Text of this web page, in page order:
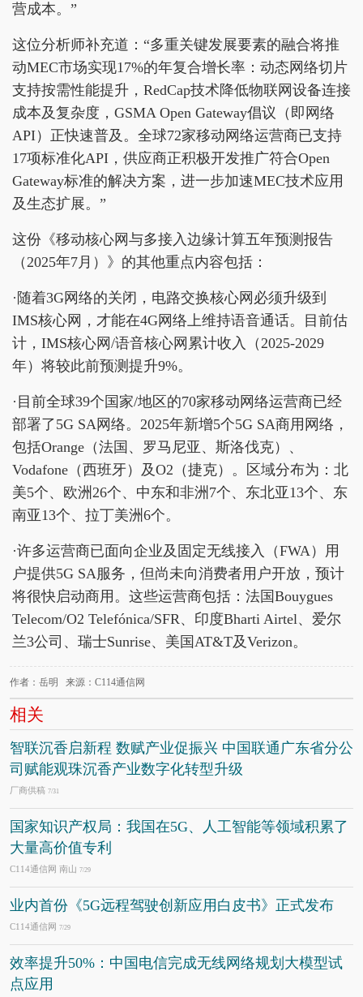
营成本。”
这位分析师补充道：“多重关键发展要素的融合将推
动MEC市场实现17%的年复合增长率：动态网络切片
支持按需性能提升，RedCap技术降低物联网设备连接
成本及复杂度，GSMA Open Gateway倡议（即网络
API）正快速普及。全球72家移动网络运营商已支持
17项标准化API，供应商正积极开发推广符合Open
Gateway标准的解决方案，进一步加速MEC技术应用
及生态扩展。”
这份《移动核心网与多接入边缘计算五年预测报告
（2025年7月）》的其他重点内容包括：
·随着3G网络的关闭，电路交换核心网必须升级到
IMS核心网，才能在4G网络上维持语音通话。目前估
计，IMS核心网/语音核心网累计收入（2025-2029
年）将较此前预测提升9%。
·目前全球39个国家/地区的70家移动网络运营商已经
部署了5G SA网络。2025年新增5个5G SA商用网络，
包括Orange（法国、罗马尼亚、斯洛伐克）、
Vodafone（西班牙）及O2（捷克）。区域分布为：北
美5个、欧洲26个、中东和非洲7个、东北亚13个、东
南亚13个、拉丁美洲6个。
·许多运营商已面向企业及固定无线接入（FWA）用
户提供5G SA服务，但尚未向消费者用户开放，预计
将很快启动商用。这些运营商包括：法国Bouygues
Telecom/O2 Telefónica/SFR、印度Bharti Airtel、爱尔
兰3公司、瑞士Sunrise、美国AT&T及Verizon。
作者：岳明 来源：C114通信网
相关
智联沉香启新程 数赋产业促振兴 中国联通广东省分公
司赋能观珠沉香产业数字化转型升级
厂商供稿 7/31
国家知识产权局：我国在5G、人工智能等领域积累了
大量高价值专利
C114通信网 南山 7/29
业内首份《5G远程驾驶创新应用白皮书》正式发布
C114通信网 7/29
效率提升50%：中国电信完成无线网络规划大模型试
点应用